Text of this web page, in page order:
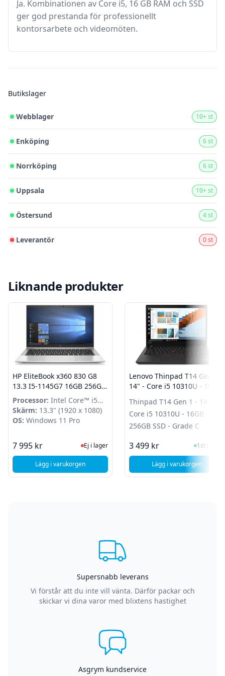
Ja. Kombinationen av Core i5, 16 GB RAM och SSD
ger god prestanda för professionellt
kontorsarbete och videomöten.
Butikslager
Webblager 10+ st
Enköping 6 st
Norrköping 6 st
Uppsala 10+ st
Östersund 4 st
Leverantör 0 st
Liknande produkter
HP EliteBook x360 830 G8
13.3 I5-1145G7 16GB 256GB
Intel Iris Xe Graphics
Windows 11 Pro Grade A-
Processor: Intel Core™ i5
1145G7
Skärm: 13.3" (1920 x 1080)
OS: Windows 11 Pro
7 995 kr Ej i lager, besök produktsidan för
Ej i lager
Lägg i varukorgen, HP EliteBook x360 830 G8 13.3 I5-1145G7 16GB 256GB
Lenovo Thinpad T14 Gen 1 -
14" - Core i5 10310U - 16GB
Thinpad T14 Gen 1 - 14" -
Core i5 10310U - 16GB -
256GB SSD - Grade C
3 499 kr I Lager
1st i lager
Lägg i varukorgen
, Lenovo
Supersnabb leverans
Vi förstår att du inte vill vänta. Därför packar och
skickar vi dina varor med blixtens hastighet
Asgrym kundservice